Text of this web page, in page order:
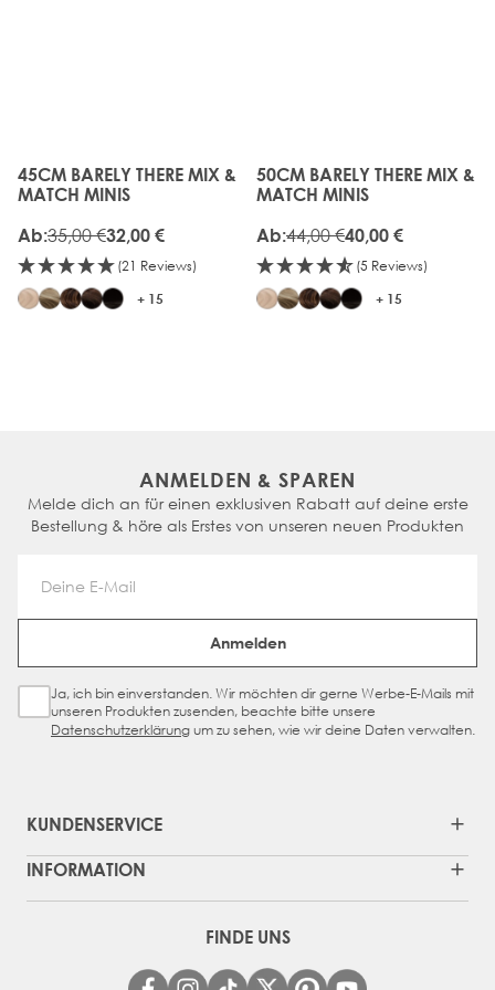
45CM BARELY THERE MIX &
MATCH MINIS
Ab:35,00 €32,00 €
(21 Reviews)
+ 15
The price depends on the options chosen on the
50CM BARELY THERE MIX &
MATCH MINIS
Ab:44,00 €40,00 €
(5 Reviews)
+ 15
The price depends on the
ANMELDEN & SPAREN
Melde dich an für einen exklusiven Rabatt auf deine erste
Bestellung & höre als Erstes von unseren neuen Produkten
Email Address
Anmelden
Sign Up Checkbox
Ja, ich bin einverstanden. Wir möchten dir gerne Werbe-E-Mails mit
unseren Produkten zusenden, beachte bitte unsere
Datenschutzerklärungum zu sehen, wie wir deine Daten verwalten.
KUNDENSERVICE
INFORMATION
FINDE UNS